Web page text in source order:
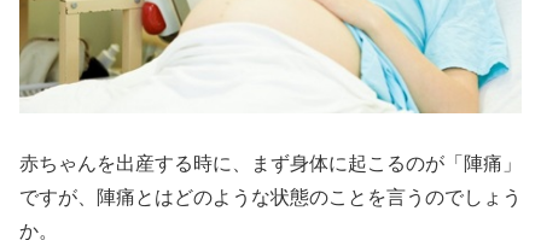
赤ちゃんを出産する時に、まず身体に起こるのが「陣痛」
ですが、陣痛とはどのような状態のことを言うのでしょう
か。